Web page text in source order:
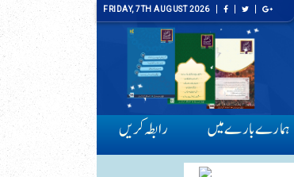
FRIDAY, 7TH AUGUST 2026
ہمارے بارے میں رابطہ کریں